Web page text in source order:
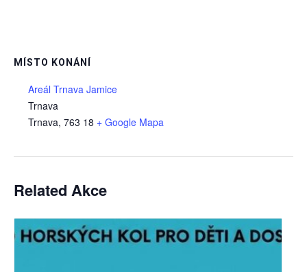
MÍSTO KONÁNÍ
Areál Trnava Jamice
Trnava
Trnava, 763 18 + Google Mapa
Related Akce